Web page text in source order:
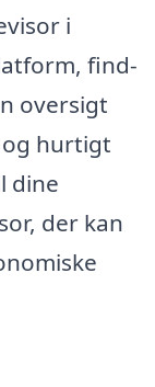
i
find-
oversigt
hurtigt
dine
der kan